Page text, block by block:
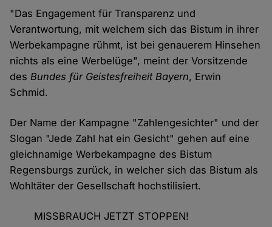
"Das Engagement für Transparenz und
Verantwortung, mit welchem sich das Bistum in ihrer
Werbekampagne rühmt, ist bei genauerem Hinsehen
nichts als eine Werbelüge", meint der Vorsitzende
desBundes für Geistesfreiheit Bayern, Erwin
Schmid.
Der Name der Kampagne "Zahlengesichter" und der
Slogan "Jede Zahl hat ein Gesicht" gehen auf eine
gleichnamige Werbekampagne des Bistum
Regensburgs zurück, in welcher sich das Bistum als
Wohltäter der Gesellschaft hochstilisiert.
MISSBRAUCH JETZT STOPPEN!